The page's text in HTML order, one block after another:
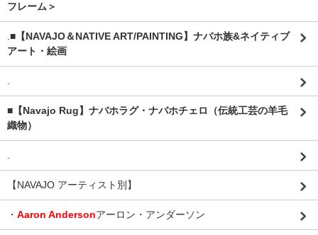
フレーム＞
.■【NAVAJO＆NATIVE ART/PAINTING】ナバホ族&ネイティブ
アート・絵画
.
■【Navajo Rug】ナバホラグ・ナバホチェロ（伝統工芸の羊毛
織物）
.
【NAVAJO アーティスト別】
・ Aaron Andersonアーロン・アンダーソン